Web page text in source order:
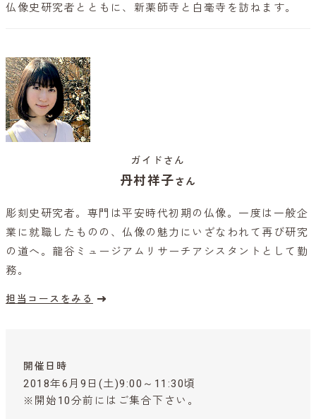
仏像史研究者とともに、新薬師寺と白毫寺を訪ねます。
ガイドさん
丹村祥子さん
彫刻史研究者。専門は平安時代初期の仏像。一度は一般企
業に就職したものの、仏像の魅力にいざなわれて再び研究
の道へ。龍谷ミュージアムリサーチアシスタントとして勤
務。
担当コースをみる
開催日時
2018年6月9日(土)9:00～11:30頃
※開始10分前にはご集合下さい。